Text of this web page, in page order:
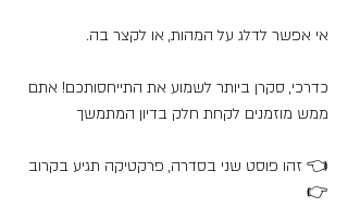
אי אפשר לדלג על המהות, או לקצר בה.
כדרכי, סקרן ביותר לשמוע את התייחסותכם! אתם
ממש מוזמנים לקחת חלק בדיון המתמשך
👈 זהו פוסט שני בסדרה, פרקטיקה תגיע בקרוב
👉